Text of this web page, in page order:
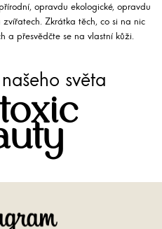
opravdu ekologické, opravdu
Zkrátka těch, co si na nic
a přesvědčte se na vlastní kůži.
světa